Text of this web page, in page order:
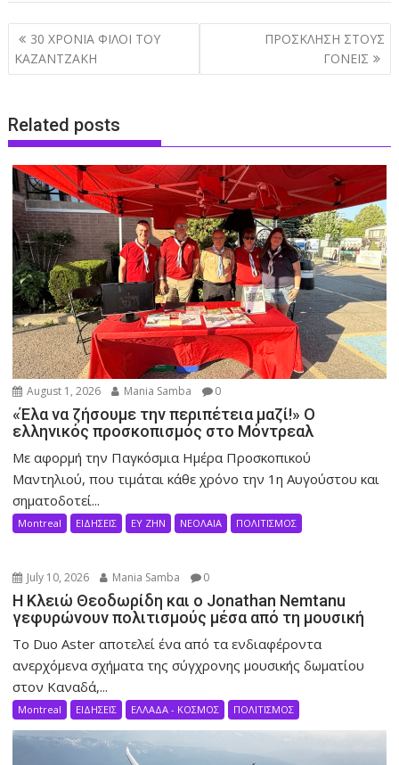
Post
navigation
30 ΧΡΟΝΙΑ ΦΙΛΟΙ ΤΟΥ
ΚΑΖΑΝΤΖΑΚΗ
ΠΡΟΣΚΛΗΣΗ ΣΤΟΥΣ
ΓΟΝΕΙΣ
Related posts
August 1, 2026 Mania Samba 0
«Έλα να ζήσουμε την περιπέτεια μαζί!» Ο
ελληνικός προσκοπισμός στο Μόντρεαλ
Με αφορμή την Παγκόσμια Ημέρα Προσκοπικού
Μαντηλιού, που τιμάται κάθε χρόνο την 1η Αυγούστου και
σηματοδοτεί...
Montreal ΕΙΔΗΣΕΙΣ ΕΥ ΖΗΝ ΝΕΟΛΑΙΑ ΠΟΛΙΤΙΣΜΟΣ
July 10, 2026 Mania Samba 0
Η Κλειώ Θεοδωρίδη και ο Jonathan Nemtanu
γεφυρώνουν πολιτισμούς μέσα από τη μουσική
Το Duo Aster αποτελεί ένα από τα ενδιαφέροντα
ανερχόμενα σχήματα της σύγχρονης μουσικής δωματίου
στον Καναδά,...
Montreal ΕΙΔΗΣΕΙΣ ΕΛΛΑΔΑ - ΚΟΣΜΟΣ ΠΟΛΙΤΙΣΜΟΣ